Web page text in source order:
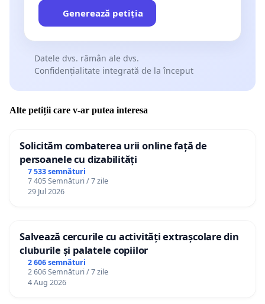
Generează petiția
Datele dvs. rămân ale dvs.
Confidențialitate integrată de la început
Alte petiții care v-ar putea interesa
Solicităm combaterea urii online față de
persoanele cu dizabilități
7 533 semnături
7 405 Semnături / 7 zile
29 Jul 2026
Salvează cercurile cu activități extrașcolare din
cluburile și palatele copiilor
2 606 semnături
2 606 Semnături / 7 zile
4 Aug 2026